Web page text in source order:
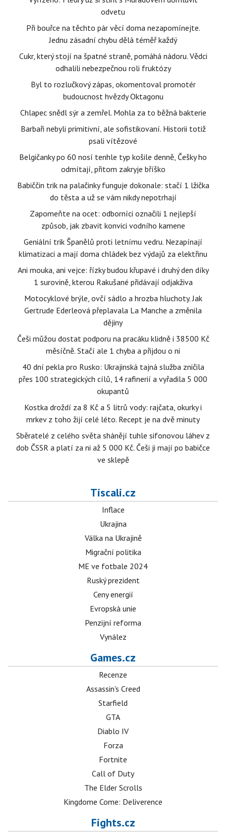
odvetu
Při bouřce na těchto pár věcí doma nezapomínejte.
Jednu zásadní chybu dělá téměř každý
Cukr, který stojí na špatné straně, pomáhá nádoru. Vědci
odhalili nebezpečnou roli fruktózy
Byl to rozlučkový zápas, okomentoval promotér
budoucnost hvězdy Oktagonu
Chlapec snědl sýr a zemřel. Mohla za to běžná bakterie
Barbaři nebyli primitivní, ale sofistikovaní. Historii totiž
psali vítězové
Belgičanky po 60 nosí tenhle typ košile denně, Češky ho
odmítají, přitom zakryje bříško
Babiččin trik na palačinky funguje dokonale: stačí 1 lžička
do těsta a už se vám nikdy nepotrhají
Zapomeňte na ocet: odborníci označili 1 nejlepší
způsob, jak zbavit konvici vodního kamene
Geniální trik Španělů proti letnímu vedru. Nezapínají
klimatizaci a mají doma chládek bez výdajů za elektřinu
Ani mouka, ani vejce: řízky budou křupavé i druhý den díky
1 surovině, kterou Rakušané přidávají odjakživa
Motocyklové brýle, ovčí sádlo a hrozba hluchoty. Jak
Gertrude Ederleová přeplavala La Manche a změnila
dějiny
Češi můžou dostat podporu na pracáku klidně i 38500 Kč
měsíčně. Stačí ale 1 chyba a přijdou o ni
40 dní pekla pro Rusko: Ukrajinská tajná služba zničila
přes 100 strategických cílů, 14 rafinerií a vyřadila 5 000
okupantů
Kostka droždí za 8 Kč a 5 litrů vody: rajčata, okurky i
mrkev z toho žijí celé léto. Recept je na dvě minuty
Sběratelé z celého světa shánějí tuhle sifonovou láhev z
dob ČSSR a platí za ni až 5 000 Kč. Češi ji mají po babičce
ve sklepě
Tiscali.cz
Inflace
Ukrajina
Válka na Ukrajině
Migrační politika
ME ve fotbale 2024
Ruský prezident
Ceny energií
Evropská unie
Penzijní reforma
Vynález
Games.cz
Recenze
Assassin's Creed
Starfield
GTA
Diablo IV
Forza
Fortnite
Call of Duty
The Elder Scrolls
Kingdome Come: Deliverence
Fights.cz